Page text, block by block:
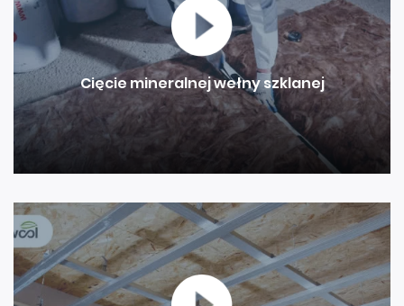
Cięcie mineralnej wełny szklanej